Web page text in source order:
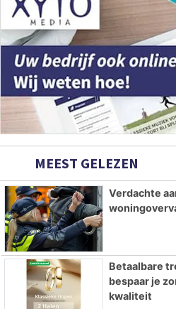
MEEST GELEZEN
Verdachte
Betaalbare
bespaar je
kwaliteit